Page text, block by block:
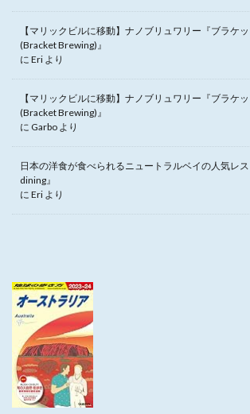
【マリックビルに移動】ナノブリュワリー『ブラケ
(Bracket Brewing)』
に Eri より
【マリックビルに移動】ナノブリュワリー『ブラケ
(Bracket Brewing)』
に Garbo より
日本の洋食が食べられるニュートラルベイの人気レ
dining』
に Eri より